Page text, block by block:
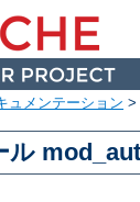
ュメンテーション >
ル